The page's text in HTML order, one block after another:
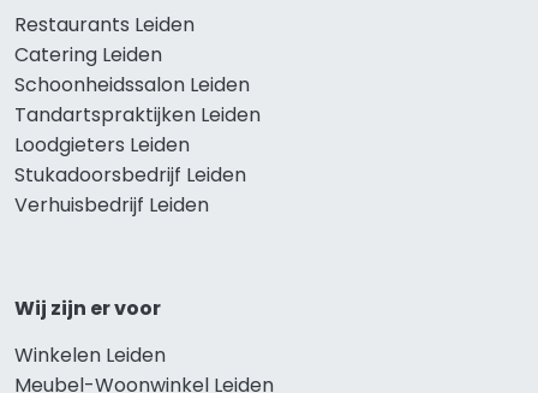
Restaurants Leiden
Catering Leiden
Schoonheidssalon Leiden
Tandartspraktijken Leiden
Loodgieters Leiden
Stukadoorsbedrijf Leiden
Verhuisbedrijf Leiden
Wij zijn er voor
Winkelen Leiden
Meubel-Woonwinkel Leiden